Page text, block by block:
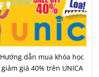
Hướng dẫn mua khóa học
giảm giá 40% trên UNICA